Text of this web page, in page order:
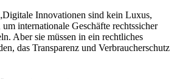
Innovationen sind kein Luxus,
internationale Geschäfte rechtssicher
Aber sie müssen in ein rechtliches
das Transparenz und Verbraucherschutz